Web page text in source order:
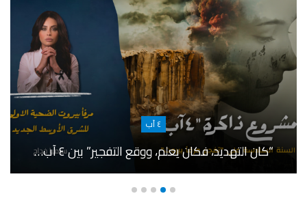
٤ آب
“كان التهديد، فكان يعلم، ووقع التفجير” بين ٤ آب…